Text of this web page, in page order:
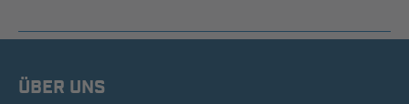
ÜBER UNS